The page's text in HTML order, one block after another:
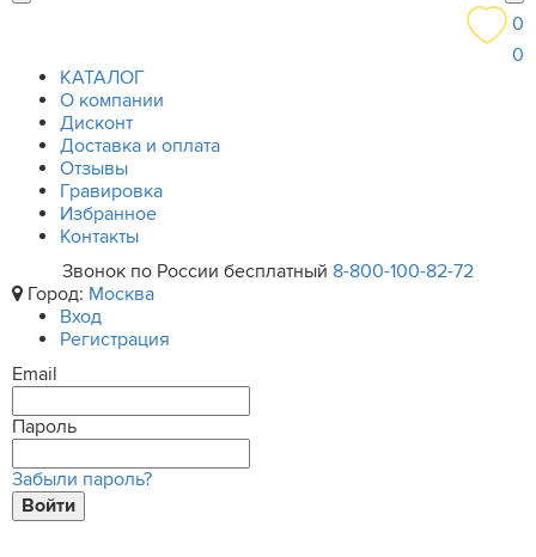
0
0
КАТАЛОГ
О компании
Дисконт
Доставка и оплата
Отзывы
Гравировка
Избранное
Контакты
Звонок по России бесплатный 8-800-100-82-72
Город: Москва
Вход
Регистрация
Email
Пароль
Забыли пароль?
Войти